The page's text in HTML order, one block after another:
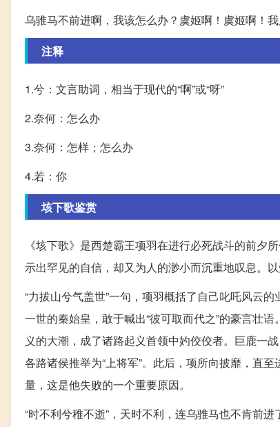
乌骓马不前进啊，我该怎么办？虞姬啊！虞姬啊！
注释
1.兮：文言助词，相当于现代的“啊”或“呀”
2.奈何：怎么办
3.奈何：怎样；怎么办
4.若：你
垓下歌鉴赏
《垓下歌》是西楚霸王项羽在进行必死战斗的前夕
示出罕见的自信，却又为人的渺小而沉重地叹息。
“力拔山兮气盖世”一句，项羽概括了自己叱吒风云
一世的秦始皇，敢于喊出“彼可取而代之”的豪言壮
义的大潮，成了诸路起义首领中妁佼佼者。巨鹿一
各路诸侯推举为“上将军”。此后，项所向披靡，直
量，这是他失败的一个重要原因。
“时不利兮稚不逝”，天时不利，连乌骓马也不肯前